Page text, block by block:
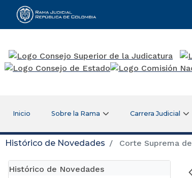
Rama Judicial
Inicio Sobre la Rama Carrera Judicial
Histórico de Novedades Corte Suprema
Histórico de Novedades